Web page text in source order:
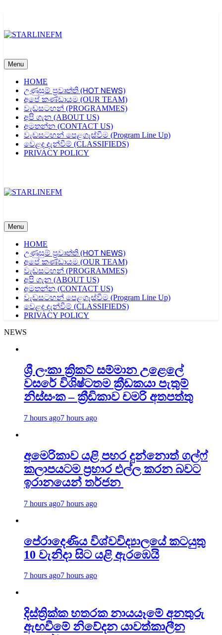
Menu
HOME
උණුසුම් ප්‍රවෘත්ති (𝖧𝖮𝖳 𝖭𝖤𝖶𝖲)
අපේ කණ්ඩායම (OUR TEAM)
වැඩසටහන් (PROGRAMMES)
අපි ගැන (ABOUT US)
අමතන්න (CONTACT US)
වැඩසටහන් පෙළගැස්වීම (Program Line Up)
වෙළද දැන්වීම් (CLASSIFIEDS)
PRIVACY POLICY
Menu
HOME
උණුසුම් ප්‍රවෘත්ති (𝖧𝖮𝖳 𝖭𝖤𝖶𝖲)
අපේ කණ්ඩායම (OUR TEAM)
වැඩසටහන් (PROGRAMMES)
අපි ගැන (ABOUT US)
අමතන්න (CONTACT US)
වැඩසටහන් පෙළගැස්වීම (Program Line Up)
වෙළද දැන්වීම් (CLASSIFIEDS)
PRIVACY POLICY
NEWS
ශ්‍රී ලංකා ක්‍රිකට් සම්මාන උළෙලේ
වසරේ විශිෂ්ටතම ක්‍රීඩකයා පැතුම්
නිස්සංක – ක්‍රීඩිකාව චමරි අතපත්තු
7 hours ago7 hours ago
අමෙරිකාව යළි පහර දුන්නොත් ගල්ෆ්
කලාපයටම ප්‍රහාර එල්ල කරන බවට
ඉරානයෙන් තර්ජන
7 hours ago7 hours ago
පේරාදෙණිය විශ්වවිද්‍යාලයේ කටයුතු
10 වැනිදා සිට යළි ඇරඹෙයි
7 hours ago7 hours ago
දිස්ත්‍රික්ක හතරක නායයෑමේ අනතුරු
ඇඟවීමේ නිවේදන යාවත්කාලීන